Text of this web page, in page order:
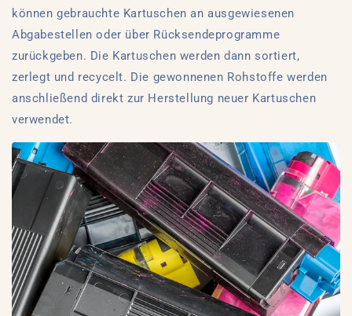
können gebrauchte Kartuschen an ausgewiesenen
Abgabestellen oder über Rücksendeprogramme
zurückgeben. Die Kartuschen werden dann sortiert,
zerlegt und recycelt. Die gewonnenen Rohstoffe werden
anschließend direkt zur Herstellung neuer Kartuschen
verwendet.